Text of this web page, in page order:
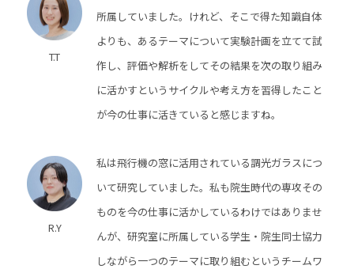
T.T
所属していました。けれど、そこで得た知識自体
よりも、あるテーマについて実験計画を立てて試
作し、評価や解析をしてその結果を次の取り組み
に活かすというサイクルや考え方を習得したこと
が今の仕事に活きていると感じますね。
R.Y
私は飛行機の窓に活用されている調光ガラスにつ
いて研究していました。私も院生時代の専攻その
ものを今の仕事に活かしているわけではありませ
んが、研究室に所属している学生・院生同士協力
しながら一つのテーマに取り組むというチームワ